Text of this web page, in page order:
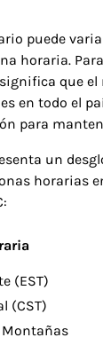
puede
horaria.
que
en todo el
para
un
horarias en
(EST)
(CST)
Montañas